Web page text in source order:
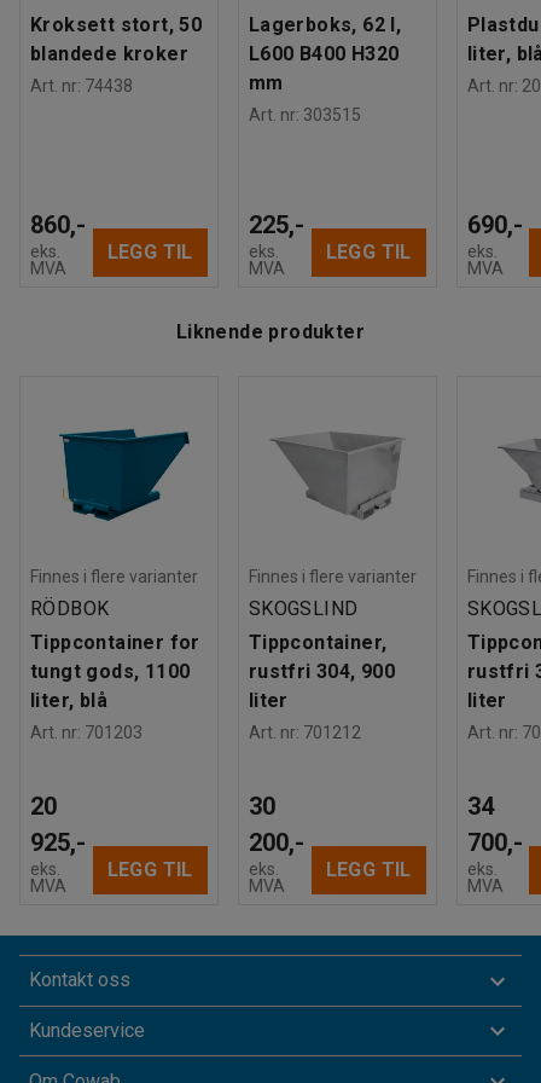
Kroksett stort, 50
blandede kroker
Art. nr: 74438
860,-
eks.
MVA
LEGG TIL
Lagerboks, 62 l,
L600 B400 H320
mm
Art. nr: 303515
225,-
eks.
MVA
LEGG TIL
liter,
Art. nr:
690,-
eks.
MVA
Liknende produkter
Finnes i flere varianter
RÖDBOK
Tippcontainer for
tungt gods, 1100
liter, blå
Art. nr: 701203
20
925,-
eks.
MVA
LEGG TIL
Finnes i flere varianter
SKOGSLIND
Tippcontainer,
rustfri 304, 900
liter
Art. nr: 701212
30
200,-
eks.
MVA
LEGG TIL
Finnes i
rustfri
liter
Art. nr:
34
700,-
eks.
MVA
Kontakt oss
Kundeservice